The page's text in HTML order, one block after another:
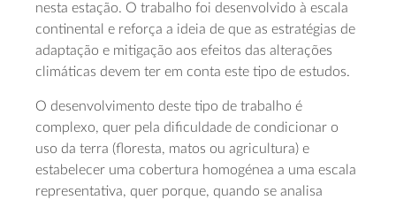
nesta estação. O trabalho foi desenvolvido à escala
continental e reforça a ideia de que as estratégias de
adaptação e mitigação aos efeitos das alterações
climáticas devem ter em conta este tipo de estudos.
O desenvolvimento deste tipo de trabalho é
complexo, quer pela dificuldade de condicionar o
uso da terra (floresta, matos ou agricultura) e
estabelecer uma cobertura homogénea a uma escala
representativa, quer porque, quando se analisa